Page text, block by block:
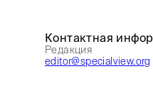
Контактная
Редакция
editor@specialview.org